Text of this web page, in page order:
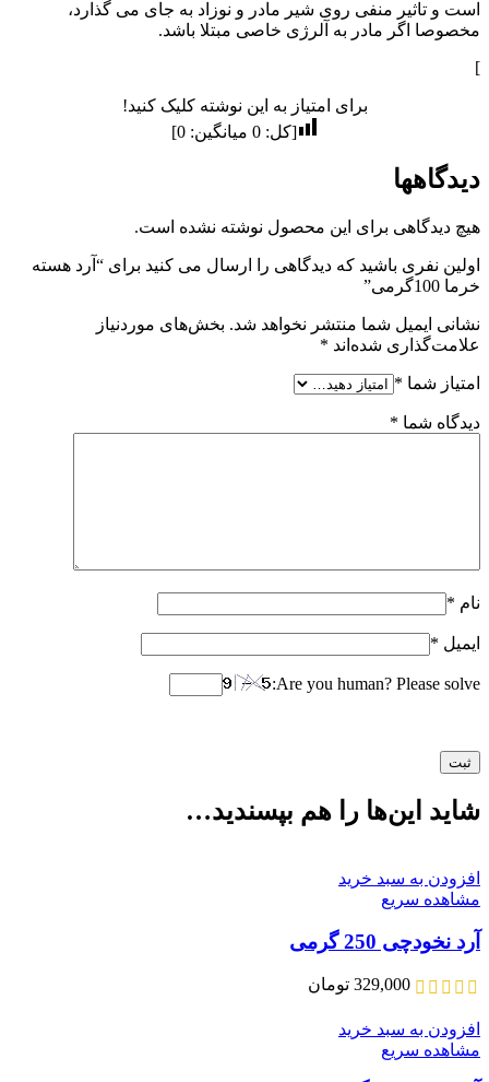
است و تاثیر منفی روی شیر مادر و نوزاد به جای می گذارد،
مخصوصا اگر مادر به آلرژی خاصی مبتلا باشد.
]
برای امتیاز به این نوشته کلیک کنید!
[کل:0 میانگین:0
]
دیدگاهها
هیچ دیدگاهی برای این محصول نوشته نشده است.
اولین نفری باشید که دیدگاهی را ارسال می کنید برای “آرد هسته
خرما 100گرمی”
نشانی ایمیل شما منتشر نخواهد شد. بخش‌های موردنیاز
علامت‌گذاری شده‌اند *
امتیاز شما *
دیدگاه شما *
نام *
ایمیل *
Are you human? Please solve:
شاید این‌ها را هم بپسندید…
افزودن به سبد خرید
مشاهده سریع
آرد نخودچی 250 گرمی
329,000 تومان
افزودن به سبد خرید
مشاهده سریع